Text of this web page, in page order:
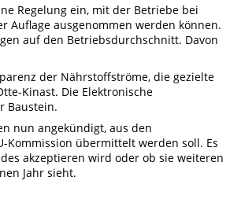
Regelung ein, mit der Betriebe bei
Auflage ausgenommen werden können.
auf den Betriebsdurchschnitt. Davon
der Nährstoffströme, die gezielte
Kinast. Die Elektronische
Baustein.
nun angekündigt, aus den
Kommission übermittelt werden soll. Es
akzeptieren wird oder ob sie weiteren
Jahr sieht.